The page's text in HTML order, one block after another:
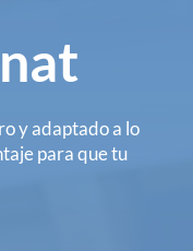
y adaptado a lo
para que tu